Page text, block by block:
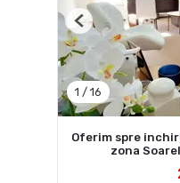
1 / 16
Previous
Oferim spre
zona